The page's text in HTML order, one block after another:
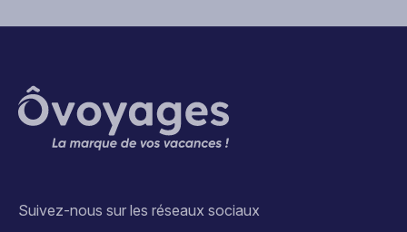
Suivez-nous sur les réseaux sociaux